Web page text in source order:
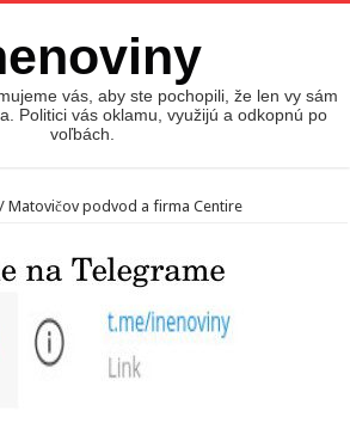
vás, aby ste pochopili, že len vy sám
Politici vás oklamu, využijú a odkopnú po
voľbách.
/ Matovičov podvod a firma Centire